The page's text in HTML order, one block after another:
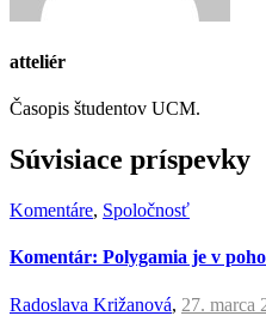
atteliér
Časopis študentov UCM.
Súvisiace príspevky
Komentáre, Spoločnosť
Komentár: Polygamia je v
Radoslava Križanová, 27. marca